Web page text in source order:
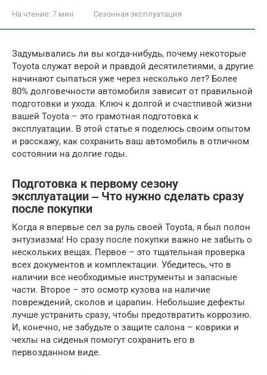
На чтение: 7 мин Сезонная эксплуатация
Задумывались ли вы когда-нибудь, почему некоторые
Toyota служат верой и правдой десятилетиями, а другие
начинают сыпаться уже через несколько лет? Более
80% долговечности автомобиля зависит от правильной
подготовки и ухода. Ключ к долгой и счастливой жизни
вашей Toyota – это грамотная подготовка к
эксплуатации. В этой статье я поделюсь своим опытом
и расскажу, как сохранить ваш автомобиль в отличном
состоянии на долгие годы.
Подготовка к первому сезону
эксплуатации ‒ Что нужно сделать сразу
после покупки
Когда я впервые сел за руль своей Toyota, я был полон
энтузиазма! Но сразу после покупки важно не забыть о
нескольких вещах. Первое – это тщательная проверка
всех документов и комплектации. Убедитесь, что в
наличии все необходимые инструменты и запасные
части. Второе – это осмотр кузова на наличие
повреждений, сколов и царапин. Небольшие дефекты
лучше устранить сразу, чтобы предотвратить коррозию.
И, конечно, не забудьте о защите салона – коврики и
чехлы на сиденья помогут сохранить его в
первозданном виде.